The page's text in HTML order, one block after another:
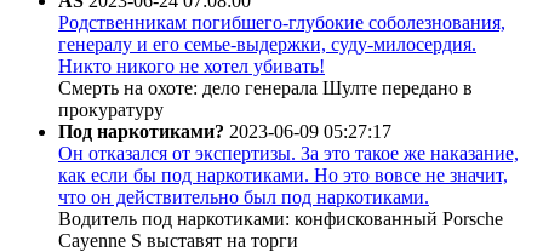
Родственникам погибшего-глубокие соболезнования,
генералу и его семье-выдержки, суду-милосердия.
Никто никого не хотел убивать!
Смерть на охоте: дело генерала Шулте передано в
прокуратуру
Под наркотиками? 2023-06-09 05:27:17
Он отказался от экспертизы. За это такое же наказание,
как если бы под наркотиками. Но это вовсе не значит,
что он действительно был под наркотиками.
Водитель под наркотиками: конфискованный Porsche
Cayenne S выставят на торги